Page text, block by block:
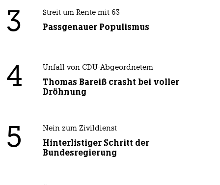
3 Streit um Rente mit 63
Passgenauer Populismus
4 Unfall von CDU-Abgeordnetem
Thomas Bareiß crasht bei voller
Dröhnung
5 Nein zum Zivildienst
Hinterlistiger Schritt der
Bundesregierung